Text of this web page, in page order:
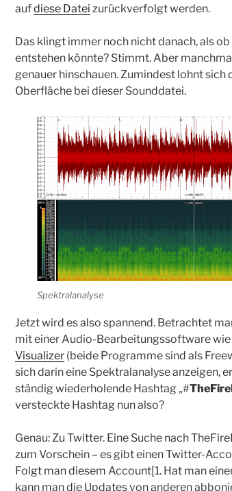
aufdiese Datei zurückverfolgt werden.
Das klingt immer noch nicht danach, als
entstehen könnte? Stimmt. Aber
genauer hinschauen. Zumindest lohnt sich
Oberfläche bei dieser Sounddatei.
Spektralanalyse
Jetzt wird es also spannend. Betrachtet
mit einer Audio-Bearbeitungssoftware wie
Visualizer (beide Programme sind als
sich darin eine Spektralanalyse anzeigen,
ständig wiederholende Hashtag „#
versteckte Hashtag nun also?
Genau: Zu Twitter. Eine Suche nach
zum Vorschein – es gibt einen Twitter-
Folgt man diesem Account[1. Hat man
kann man die Updates von anderen